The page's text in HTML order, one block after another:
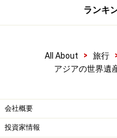
ランキ
All About > 旅行
アジアの世界遺
会社概要
投資家情報